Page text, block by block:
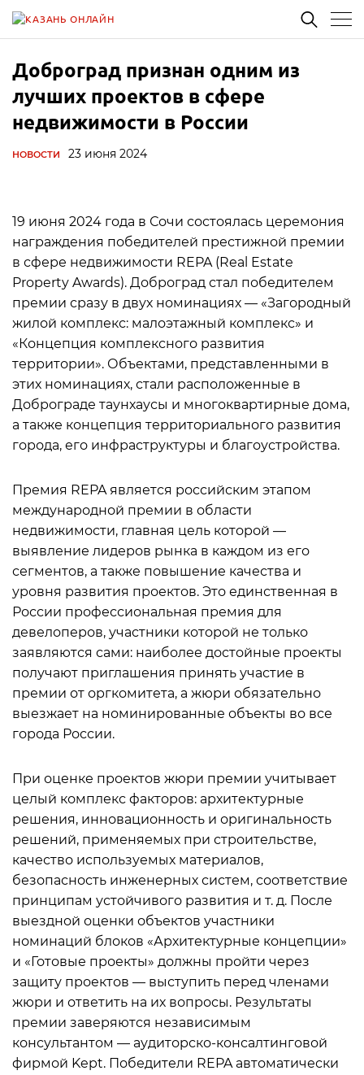
Доброград признан одним из
лучших проектов в сфере
недвижимости в России
НОВОСТИ 23 июня 2024
19 июня 2024 года в Сочи состоялась церемония
награждения победителей престижной премии
в сфере недвижимости REPA (Real Estate
Property Awards). Доброград стал победителем
премии сразу в двух номинациях — «Загородный
жилой комплекс: малоэтажный комплекс» и
«Концепция комплексного развития
территории». Объектами, представленными в
этих номинациях, стали расположенные в
Доброграде таунхаусы и многоквартирные дома,
а также концепция территориального развития
города, его инфраструктуры и благоустройства.
Премия REPA является российским этапом
международной премии в области
недвижимости, главная цель которой —
выявление лидеров рынка в каждом из его
сегментов, а также повышение качества и
уровня развития проектов. Это единственная в
России профессиональная премия для
девелоперов, участники которой не только
заявляются сами: наиболее достойные проекты
получают приглашения принять участие в
премии от оргкомитета, а жюри обязательно
выезжает на номинированные объекты во все
города России.
При оценке проектов жюри премии учитывает
целый комплекс факторов: архитектурные
решения, инновационность и оригинальность
решений, применяемых при строительстве,
качество используемых материалов,
безопасность инженерных систем, соответствие
принципам устойчивого развития и т. д. После
выездной оценки объектов участники
номинаций блоков «Архитектурные концепции»
и «Готовые проекты» должны пройти через
защиту проектов — выступить перед членами
жюри и ответить на их вопросы. Результаты
премии заверяются независимым
консультантом — аудиторско-консалтинговой
фирмой Kept. Победители REPA автоматически